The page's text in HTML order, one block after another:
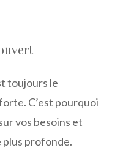
toujours le
C’est pourquoi
vos besoins et
profonde.